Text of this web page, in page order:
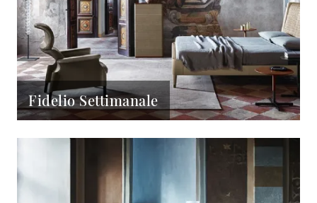
Fidelio Settimanale